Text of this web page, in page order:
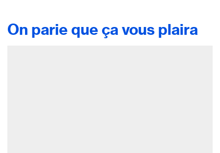
On parie que ça vous plaira